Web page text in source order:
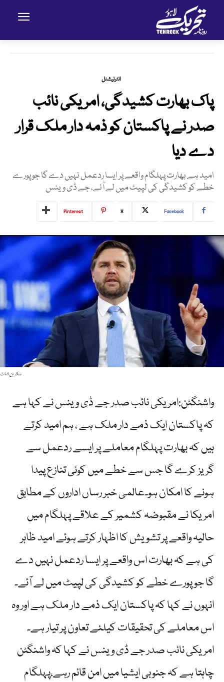
انٹرنیشنل
پاک بھارت کشیدگی، امریکی نائب
صدر نے پاکستان کو ذمہ دار ملک قرار
دے دیا
امید ہے بھارت پہلگام واقعے پر ایسا ردعمل نہیں دے گا جو پورے
خطے کو کشیدگی کی لپیٹ میں لے آئے، جے ڈی وینس
Facebook
X
Pinterest
سکرین شاٹ
واشنگٹن:امریکی نائب صدر جے ڈی وینس نے کہا ہے
کہ پاکستان ایک ذمے دار ملک ہے ، ہم امید کرتے
ہیں کہ بھارت پہلگام معاملے پر ایسے ردعمل سے
گریز کرے گا جس سے خطے میں کوئی تنازع پیدا
ہونے کا امکان ہو۔عالمی خبر رساں اداروں کے مطابق
امریکا نے مقبوضہ کشمیر کے علاقے پہلگام میں
حالیہ واقعے پر تشویش کا اظہار کرتے ہوئے امید ظاہر
کی ہے کہ بھارت اس واقعے پر ایسا ردعمل نہیں دے
گا جو پورے خطے کو کشیدگی کی لپیٹ میں لے آئے۔
انہوں نے کہا کہ پاکستان ایک ذمے دار ملک ہے اور وہ
اس معاملے کی تحقیقات کیلئے تعاون پر تیار ہے۔
امریکی نائب صدر جے ڈی وینس نے کہا کہ واشنگٹن
چاہتا ہے کہ جنوبی ایشیا میں امن قائم رہے،پہلگام